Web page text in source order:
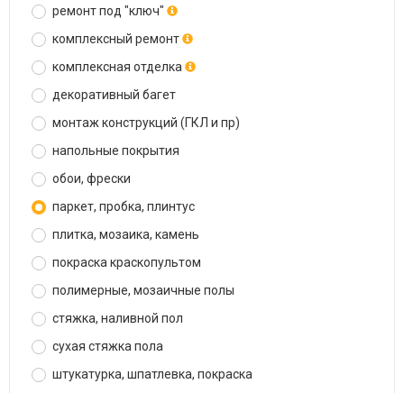
ремонт под "ключ"
комплексный ремонт
комплексная отделка
декоративный багет
монтаж конструкций (ГКЛ и пр)
напольные покрытия
обои, фрески
паркет, пробка, плинтус
плитка, мозаика, камень
покраска краскопультом
полимерные, мозаичные полы
стяжка, наливной пол
сухая стяжка пола
штукатурка, шпатлевка, покраска